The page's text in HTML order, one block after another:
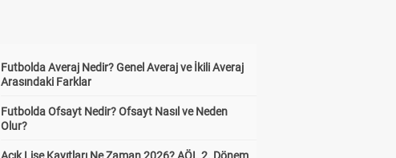
Futbolda Averaj Nedir? Genel Averaj ve İkili Averaj
Arasındaki Farklar
Futbolda Ofsayt Nedir? Ofsayt Nasıl ve Neden
Olur?